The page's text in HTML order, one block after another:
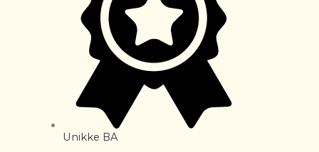
Unikke BA